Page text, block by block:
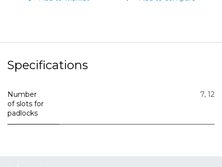
Specifications
Number
of slots for
padlocks
7, 12